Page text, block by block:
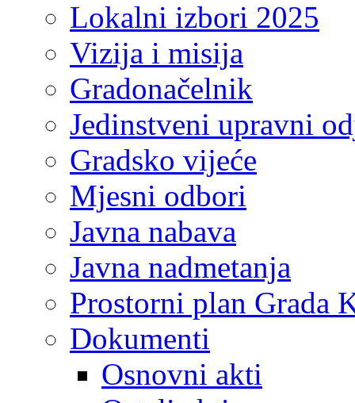
Lokalni izbori 2025
Vizija i misija
Gradonačelnik
Jedinstveni upravni
Gradsko vijeće
Mjesni odbori
Javna nabava
Javna nadmetanja
Prostorni plan Grada
Dokumenti
Osnovni akti